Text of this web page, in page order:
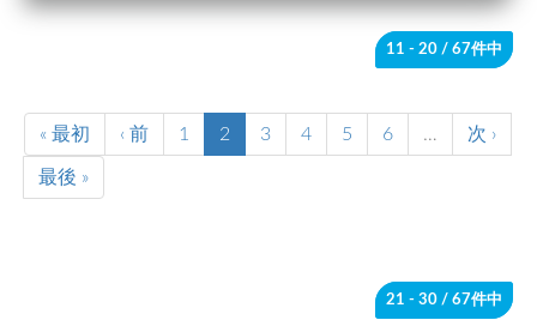
11 - 20 / 67件中
« 最初 ‹ 前 1 2 3 4 5 6 … 次 ›
最後 »
21 - 30 / 67件中